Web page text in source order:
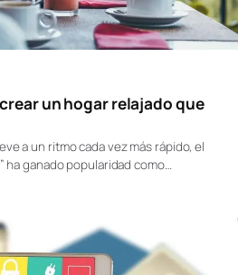
un hogar relajado que
a un ritmo cada vez más rápido, el
ha ganado popularidad como…